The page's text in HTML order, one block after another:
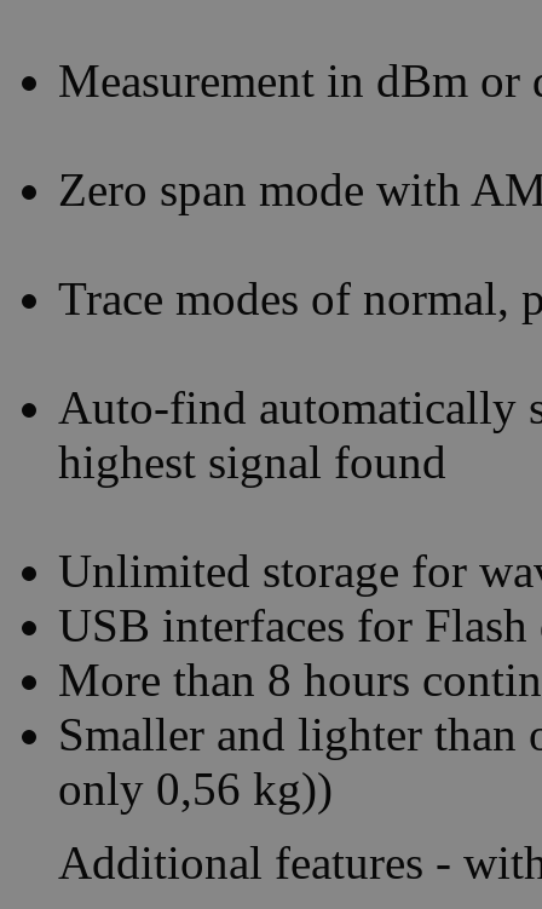
Measurement in dBm
Zero span mode with
Trace modes of normal,
Auto-find automatically
highest signal found
Unlimited storage for
USB interfaces for
More than 8 hours
Smaller and lighter than
only 0,56 kg))
Additional features -